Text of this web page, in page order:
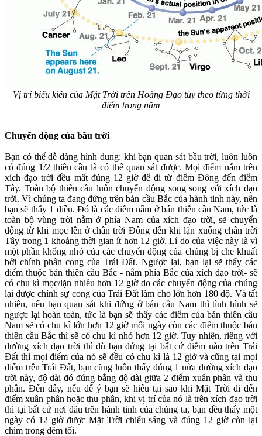
Vị trí biểu kiến của Mặt Trời trên Hoàng Đạo tùy theo từng thời
điểm trong năm
Chuyển động của bầu trời
Bạn có thể dễ dàng hình dung: khi bạn quan sát bầu trời, luôn luôn
có đúng 1/2 thiên cầu là có thể quan sát được. Mọi điểm nằm trên
xích đạo trời đều mất đúng 12 giờ để đi từ điểm Đông đến điểm
Tây. Toàn bộ thiên cầu luôn chuyển động song song với xích đạo
trời. Vì chúng ta đang đứng trên bán cầu Bắc của hành tinh này, nên
bạn sẽ thấy 1 điều. Đó là các điểm nằm ở bán thiên cầu Nam, tức là
toàn bộ vùng trời nằm ở phía Nam của xích đạo trời, sẽ chuyển
động từ khi mọc lên ở chân trời Đông đến khi lặn xuống chân trời
Tây trong 1 khoảng thời gian ít hơn 12 giờ. Lí do của việc này là vì
một phần khổng nhỏ của các chuyển động của chúng bị che khuất
bởi chính phần cong của Trái Đất. Ngược lại, bạn lại sẽ thấy các
điểm thuộc bán thiên cầu Bắc - nằm phía Bắc của xích đạo trời- sẽ
có chu kì mọc/lặn nhiều hơn 12 giờ do các chuyển động của chúng
lại được chính sự cong của Trái Đất làm cho lớn hơn 180 độ. Và tất
nhiên, nếu bạn quan sát khi đứng ở bán cầu Nam thì tình hình sẽ
ngược lại hoàn toàn, tức là bạn sẽ thấy các điểm của bán thiên cầu
Nam sẽ có chu kì lớn hơn 12 giờ mỗi ngày còn các điểm thuộc bán
thiên cầu Bắc thì sẽ có chu kì nhỏ hơn 12 giờ. Tuy nhiên, riêng với
đường xích đạo trời thì dù bạn đứng tại bất cứ điểm nào trên Trái
Đất thì mọi điểm của nó sẽ đều có chu kì là 12 giờ và cũng tại mọi
điểm trên Trái Đất, bạn cũng luôn thấy đúng 1 nửa đường xích đạo
trời này, độ dài đó đúng bằng độ dài giữa 2 điểm xuân phân và thu
phân. Đến đây, nếu để ý bạn sẽ hiểu tại sao khi Mặt Trời đi đến
điểm xuân phân hoặc thu phân, khi vị trí của nó là trên xích đạo trời
thì tại bất cứ nơi đâu trên hành tinh của chúng ta, bạn đều thấy một
ngày có 12 giờ được Mặt Trời chiếu sáng và đúng 12 giờ còn lại
chìm trong đêm tối.